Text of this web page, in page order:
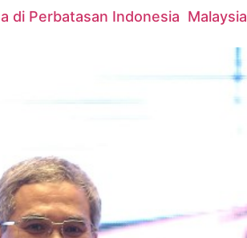
di Perbatasan Indonesia Malaysia